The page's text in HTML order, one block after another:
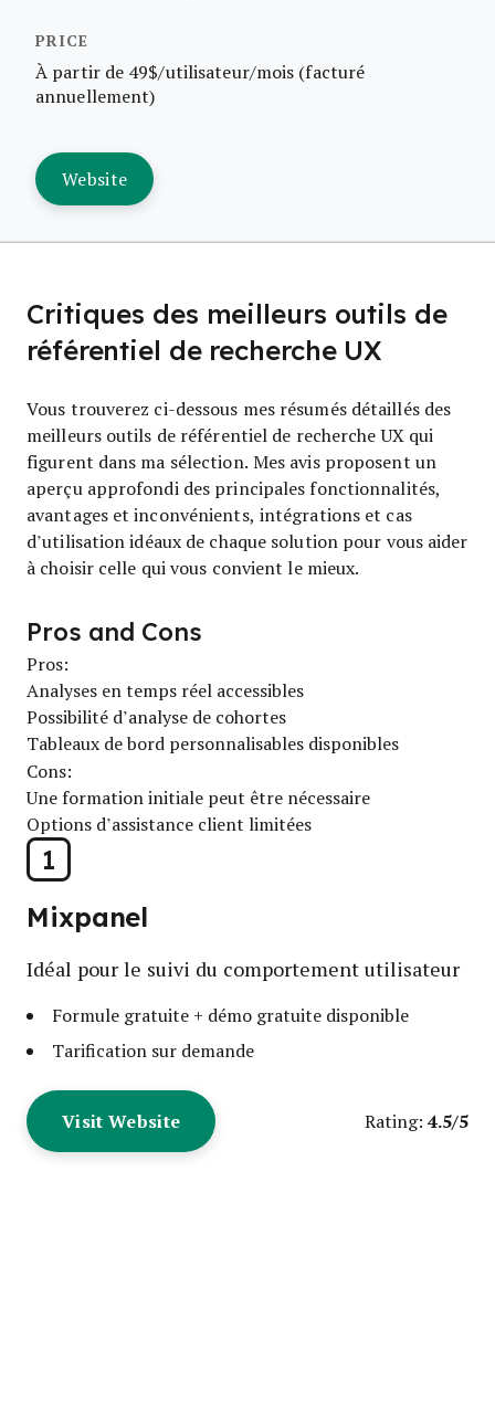
À partir de 49$/utilisateur/mois (facturé
annuellement)
Website
Critiques des meilleurs outils de
référentiel de recherche UX
Vous trouverez ci-dessous mes résumés détaillés des
meilleurs outils de référentiel de recherche UX qui
figurent dans ma sélection. Mes avis proposent un
aperçu approfondi des principales fonctionnalités,
avantages et inconvénients, intégrations et cas
d’utilisation idéaux de chaque solution pour vous aider
à choisir celle qui vous convient le mieux.
1
Mixpanel
Idéal pour le suivi du comportement utilisateur
Formule gratuite + démo gratuite disponible
Tarification sur demande
Visit Website Rating: 4.5/5
Pros and Cons
Pros:
Analyses en temps réel accessibles
Possibilité d’analyse de cohortes
Tableaux de bord personnalisables disponibles
Cons:
Une formation initiale peut être nécessaire
Options d’assistance client limitées